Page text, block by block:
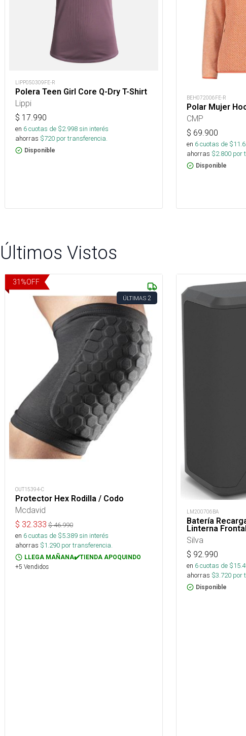
LIPP050309FE-R
Polera Teen Girl Core Q-Dry T-Shirt
Lippi
$ 17.990
en 6cuotas de $2.998sin interés
ahorras $720 por transferencia.
Disponible
BEH072006FE-R
Polar Mujer
CMP
$ 69.900
en 6cuotas de $
ahorras $2.800 por
Disponible
Últimos Vistos
31 %OFF
ÚLTIMAS 2
OUT15394-C
Protector Hex Rodilla / Codo
Mcdavid
$ 32.333 $46.990
en 6cuotas de $5.389sin interés
ahorras $1.290 por transferencia.
LLEGA MAÑANA✔️TIENDA APOQUINDO
+5 Vendidos
LM200706BA
Batería
Linterna
Silva
$ 92.990
en 6cuotas de $
ahorras $3.720 por
Disponible